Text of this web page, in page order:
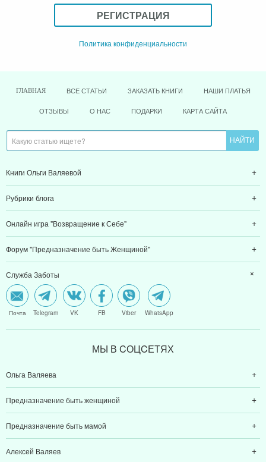
РЕГИСТРАЦИЯ
Политика конфиденциальности
ГЛАВНАЯ ВСЕ СТАТЬИ ЗАКАЗАТЬ КНИГИ НАШИ ПЛАТЬЯ
ОТЗЫВЫ О НАС ПОДАРКИ КАРТА САЙТА
Книги Ольги Валяевой
Рубрики блога
Онлайн игра "Возвращение к Себе"
Форум "Предназначение быть Женщиной"
Служба Заботы
Почта Telegram VK FB Viber WhatsApp
МЫ В CОЦCЕТЯХ
Ольга Валяева
Предназначение быть женщиной
Предназначение быть мамой
Алексей Валяев